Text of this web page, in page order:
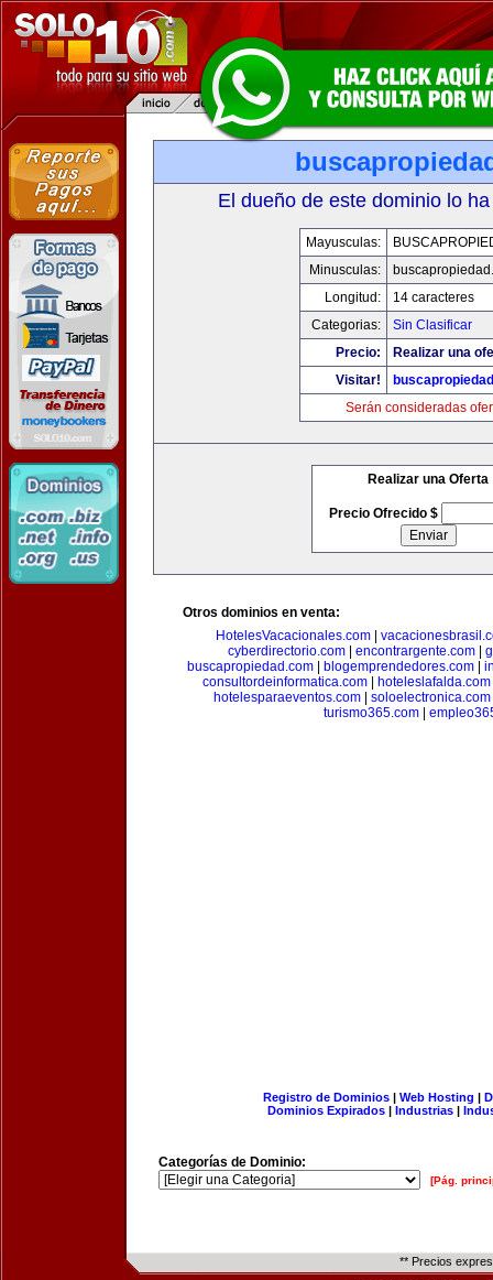
El dueño de este dominio lo
Mayusculas:
Minusculas:
Longitud:
14 caracteres
Categorias:
Sin Clasificar
Precio:
Realizar una
Visitar!
Serán consideradas
Realizar una Oferta
Precio Ofrecido $
Otros dominios en venta:
HotelesVacacionales.com|
cyberdirectorio.com| encontrargente.com|
buscapropiedad.com| blogemprendedores.com|
consultordeinformatica.com| hoteleslafalda.com
hotelesparaeventos.com
soloelectronica.com
turismo365.com
Registro de Dominios| Web Hosting |
Dominios Expirados | Industrias |
Categorías de Dominio:
[Pág.
** Precios